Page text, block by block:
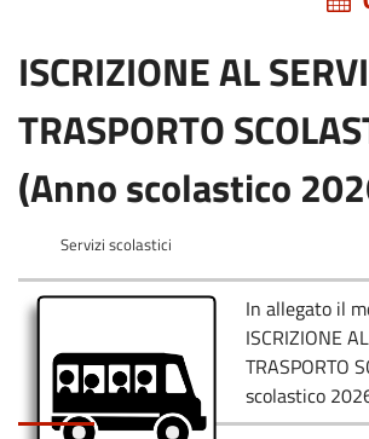
ISCRIZIONE AL
TRASPORTO
(Anno scolastico
Servizi scolastici
In allegato il
ISCRIZIONE
TRASPORTO
scolastico